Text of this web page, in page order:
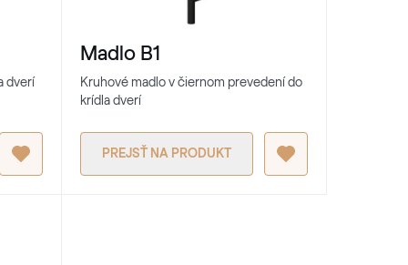
dverí
Madlo B1
Kruhové madlo v čiernom prevedení do
krídla dverí
PREJSŤ NA PRODUKT